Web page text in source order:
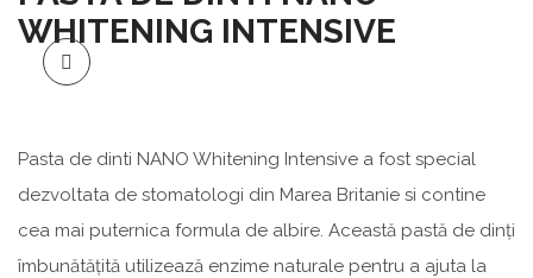
WHITENING INTENSIVE
Pasta de dinti NANO Whitening Intensive a fost special
dezvoltata de stomatologi din Marea Britanie si contine
cea mai puternica formula de albire. Această pastă de dinți
îmbunătățită utilizează enzime naturale pentru a ajuta la